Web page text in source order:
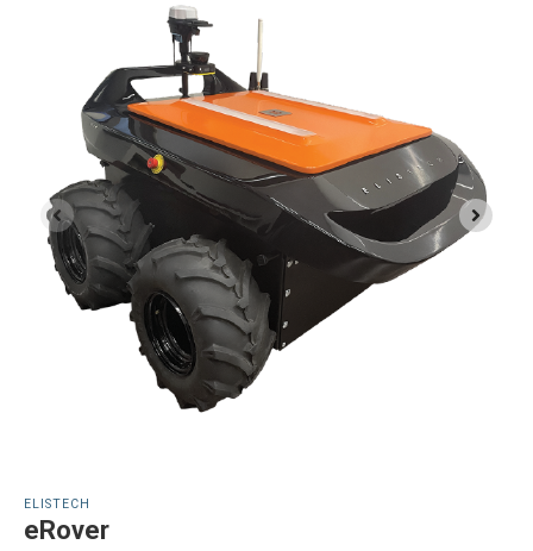
ELISTECH
eRover